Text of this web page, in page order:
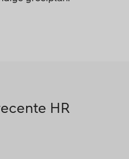
HR